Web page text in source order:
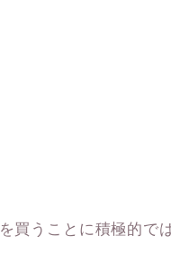
買うことに積極的で